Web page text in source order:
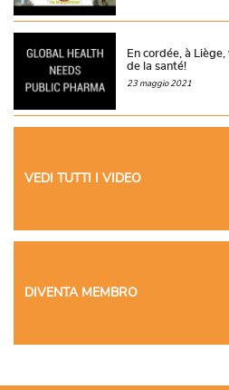
En cordée, à
de la santé!
23 maggio 2021
VEDI TUTTI I VIDEO
DIVENTA MEMBRO